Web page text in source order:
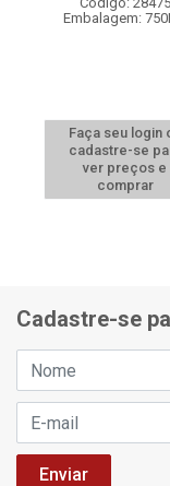
Embalagem:
Faça seu login
cadastre-se
ver preços e
comprar
Cadastre-se